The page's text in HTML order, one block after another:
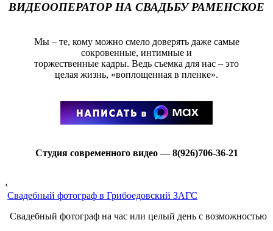
ВИДЕООПЕРАТОР НА СВАДЬБУ РАМЕНСКОЕ
Мы – те, кому можно смело доверять даже самые
сокровенные, интимные и
торжественные кадры. Ведь съемка для нас – это
целая жизнь, «воплощенная в пленке».
Студия современного видео — 8(926)706-36-21
‹
Свадебный фотограф в Грибоедовский ЗАГС
Свадебный фотограф на час или целый день с возможностью